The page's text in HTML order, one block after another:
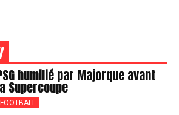
humilié par Majorque avant
Supercoupe
FOOTBALL